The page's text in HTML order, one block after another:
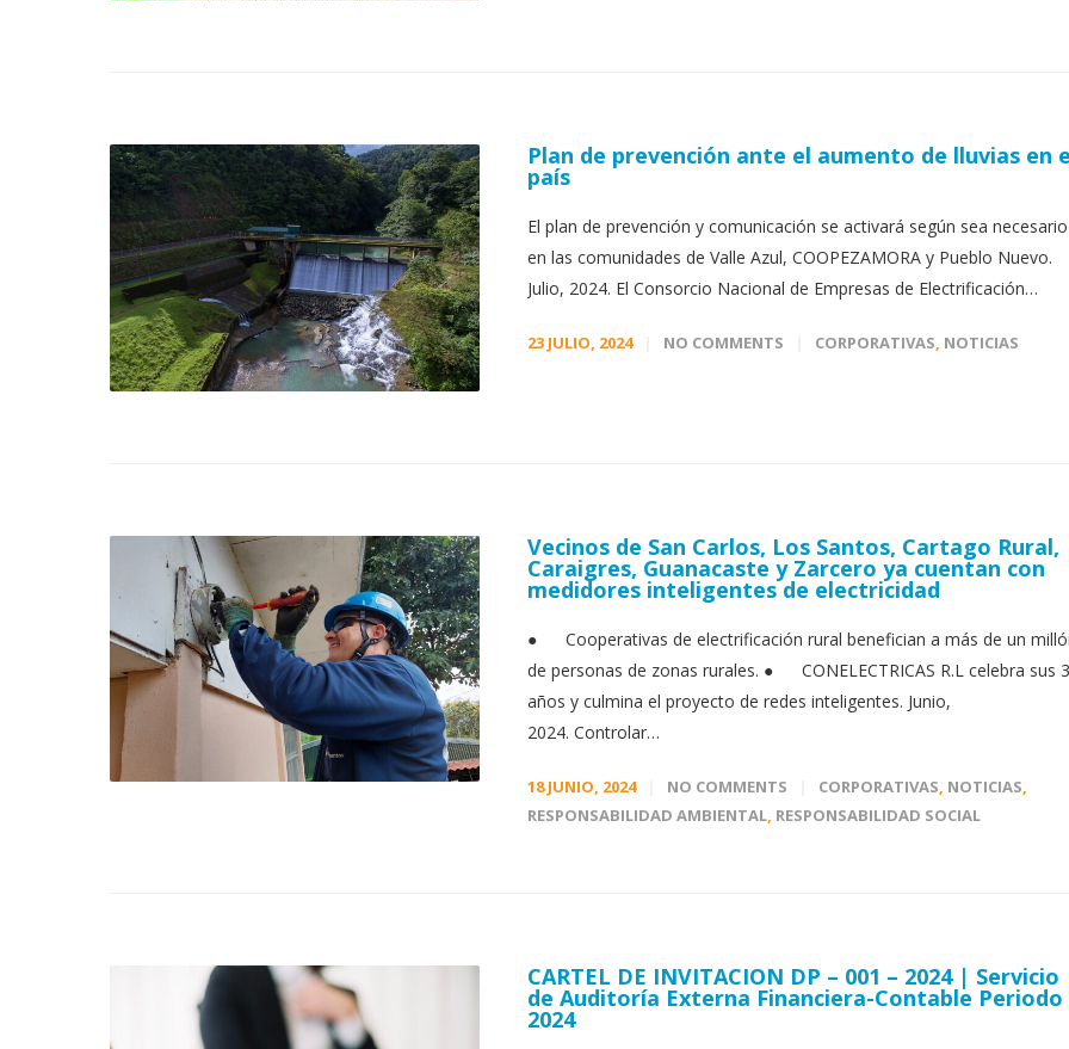
Plan de prevención ante el aumento de lluvias en
país
El plan de prevención y comunicación se activará según sea necesario
en las comunidades de Valle Azul, COOPEZAMORA y Pueblo Nuevo.
Julio, 2024. El Consorcio Nacional de Empresas de Electrificación…
23 JULIO, 2024 NO COMMENTS CORPORATIVAS, NOTICIAS
Vecinos de San Carlos, Los Santos, Cartago Rural,
Caraigres, Guanacaste y Zarcero ya cuentan con
medidores inteligentes de electricidad
● Cooperativas de electrificación rural benefician a más de un
de personas de zonas rurales. ● CONELECTRICAS R.L celebra sus
años y culmina el proyecto de redes inteligentes. Junio,
2024. Controlar…
18 JUNIO, 2024 NO COMMENTS CORPORATIVAS NOTICIAS
RESPONSABILIDAD AMBIENTAL RESPONSABILIDAD SOCIAL
CARTEL DE INVITACION DP – 001 – 2024 | Servicio
de Auditoría Externa Financiera-Contable Periodo
2024